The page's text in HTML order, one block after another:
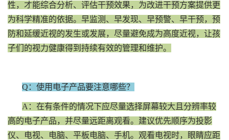
性，才能综合分析、评估干预效果，为改进干预方案提供更
为科学精准的依据。早监测、早发现、早预警、早干预，预
防和延缓近视的发生或发展，尽量避免成为高度近视，让孩
子们的视力健康得到持续有效的管理和维护。
Q：使用电子产品要注意哪些？
A：在有条件的情况下应尽量选择屏幕较大且分辨率较
高的电子产品，并尽量远距离观看。建议优先顺序为投影
仪、电视、电脑、平板电脑、手机。观看电视时，眼睛应距